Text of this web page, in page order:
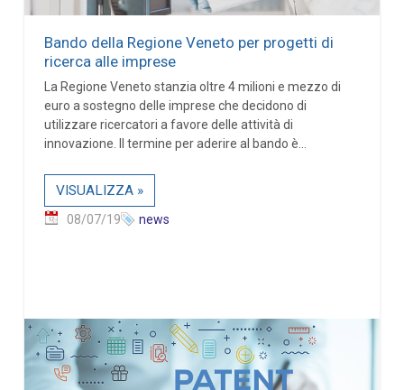
Bando della Regione Veneto per progetti di
ricerca alle imprese
La Regione Veneto stanzia oltre 4 milioni e mezzo di
euro a sostegno delle imprese che decidono di
utilizzare ricercatori a favore delle attività di
innovazione. Il termine per aderire al bando è...
VISUALIZZA »
08/07/19 news